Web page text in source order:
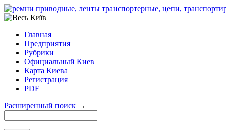
Главная
Предприятия
Рубрики
Официальный Киев
Карта Киева
Регистрация
PDF
Расширенный поиск →